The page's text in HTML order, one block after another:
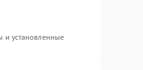
и установленные